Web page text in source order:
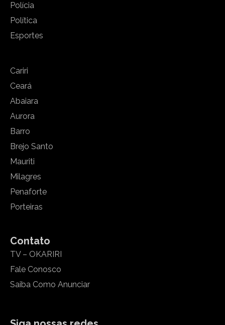
Polícia
Política
Esportes
Cariri
Ceará
Abaiara
Aurora
Barro
Brejo Santo
Mauriti
Milagres
Penaforte
Porteiras
Contato
TV – OKARIRI
Fale Conosco
Saiba Como Anunciar